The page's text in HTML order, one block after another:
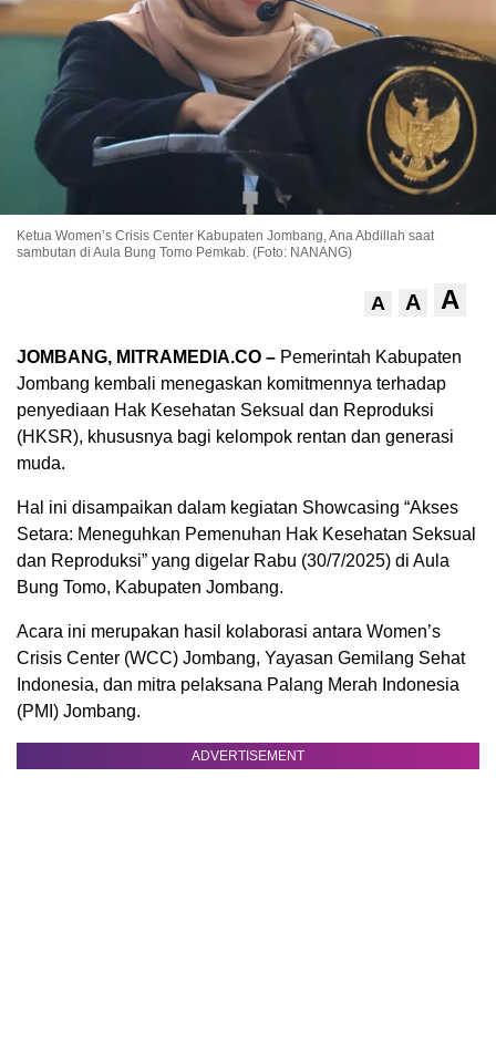
Ketua Women’s Crisis Center Kabupaten Jombang, Ana Abdillah saat
sambutan di Aula Bung Tomo Pemkab. (Foto: NANANG)
A A A
JOMBANG, MITRAMEDIA.CO – Pemerintah Kabupaten
Jombang kembali menegaskan komitmennya terhadap
penyediaan Hak Kesehatan Seksual dan Reproduksi
(HKSR), khususnya bagi kelompok rentan dan generasi
muda.
Hal ini disampaikan dalam kegiatan Showcasing “Akses
Setara: Meneguhkan Pemenuhan Hak Kesehatan Seksual
dan Reproduksi” yang digelar Rabu (30/7/2025) di Aula
Bung Tomo, Kabupaten Jombang.
Acara ini merupakan hasil kolaborasi antara Women’s
Crisis Center (WCC) Jombang, Yayasan Gemilang Sehat
Indonesia, dan mitra pelaksana Palang Merah Indonesia
(PMI) Jombang.
ADVERTISEMENT